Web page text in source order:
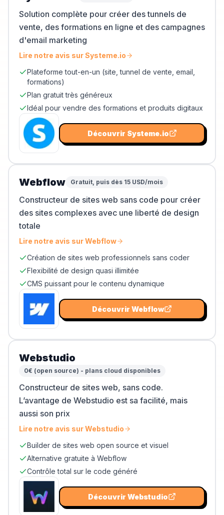
Solution complète pour créer des tunnels de
vente, des formations en ligne et des campagnes
d'email marketing
Lire notre avis surSysteme.io
Plateforme tout-en-un (site, tunnel de vente, email,
formations)
Plan gratuit très généreux
Idéal pour vendre des formations et produits digitaux
Découvrir Systeme.io
Webflow Gratuit, puis dès 15 USD/mois
Constructeur de sites web sans code pour créer
des sites complexes avec une liberté de design
totale
Lire notre avis surWebflow
Création de sites web professionnels sans coder
Flexibilité de design quasi illimitée
CMS puissant pour le contenu dynamique
Découvrir Webflow
Webstudio
0€ (open source) - plans cloud disponibles
Constructeur de sites web, sans code.
L’avantage de Webstudio est sa facilité, mais
aussi son prix
Lire notre avis surWebstudio
Builder de sites web open source et visuel
Alternative gratuite à Webflow
Contrôle total sur le code généré
Découvrir Webstudio